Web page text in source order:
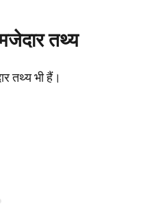
तथ्य
तथ्य भी हैं।